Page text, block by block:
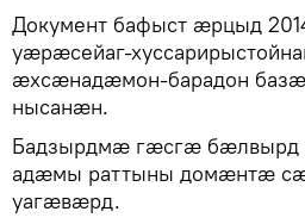
Документ бафыст æрцыд
уæрæсейаг-
æхсæнадæмон-барадон
нысанæн.
Бадзырдмæ гæсгæ бæлвырд
адæмы раттыны домæнтæ
уагæвæрд.